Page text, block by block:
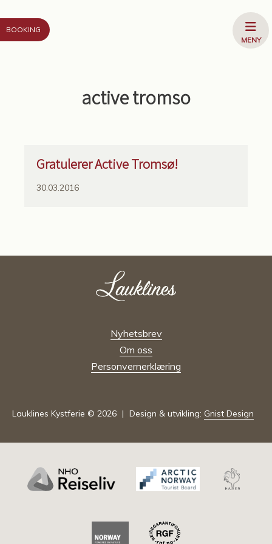
BOOKING
MENY
MENY
active tromso
Gratulerer Active Tromsø!
30.03.2016
Nyhetsbrev
Om oss
Personvernerklæring
Lauklines Kystferie © 2026 Design & utvikling: Gnist Design